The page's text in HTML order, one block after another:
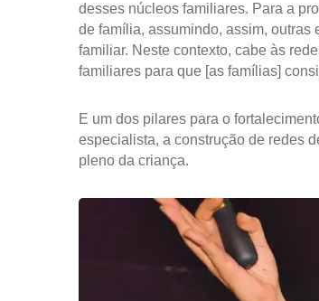
desses núcleos familiares. Para a
de família, assumindo, assim,
familiar. Neste contexto, cabe às
familiares para que [as famílias]
E um dos pilares para o
especialista, a construção de redes
pleno da criança.